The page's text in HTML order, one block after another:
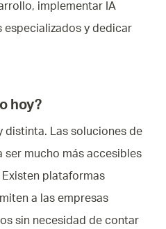
implementar IA
y dedicar
hoy?
distinta. Las soluciones de
ser mucho más accesibles
plataformas
a las empresas
sin necesidad de contar